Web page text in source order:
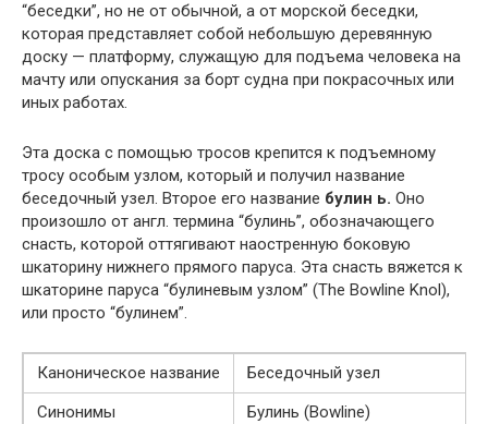
“беседки”, но не от обычной, а от морской беседки,
которая представляет собой небольшую деревянную
доску — платформу, служащую для подъема человека на
мачту или опускания за борт судна при покрасочных или
иных работах.
Эта доска с помощью тросов крепится к подъемному
тросу особым узлом, который и получил название
беседочный узел. Второе его название булин ь. Оно
произошло от англ. термина “булинь”, обозначающего
снасть, которой оттягивают наостренную боковую
шкаторину нижнего прямого паруса. Эта снасть вяжется к
шкаторине паруса “булиневым узлом” (The Bowline Knol),
или просто “булинем”.
Каноническое название
Беседочный узел
Синонимы
Булинь (Bowline)